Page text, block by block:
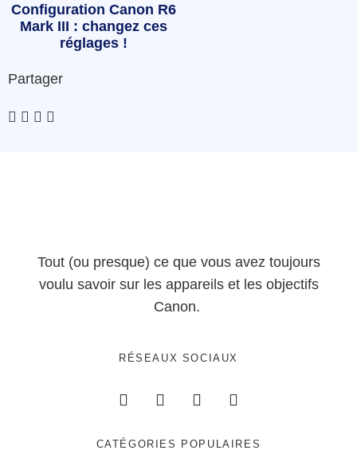
Configuration Canon R6
Mark III : changez ces
réglages !
Partager
Tout (ou presque) ce que vous avez toujours
voulu savoir sur les appareils et les objectifs
Canon.
RÉSEAUX SOCIAUX
CATÉGORIES POPULAIRES